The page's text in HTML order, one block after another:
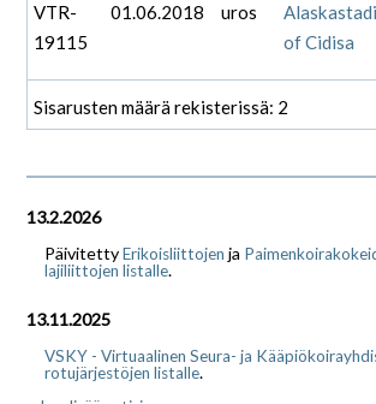
VTR-
19115
01.06.2018 uros
of Cidisa
Sisarusten määrä rekisterissä: 2
13.2.2026
PäivitettyErikoisliittojen ja
lajiliittojen listalle.
13.11.2025
VSKY - Virtuaalinen Seura- ja
rotujärjestöjen listalle.